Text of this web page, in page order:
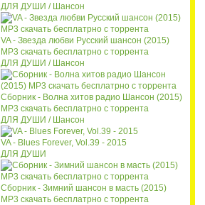
ДЛЯ ДУШИ / Шансон
VA - Звезда любви Русский шансон (2015)
MP3 скачать бесплатрно с торрента
ДЛЯ ДУШИ / Шансон
Сборник - Волна хитов радио Шансон (2015)
MP3 скачать бесплатрно с торрента
ДЛЯ ДУШИ / Шансон
VA - Blues Forever, Vol.39 - 2015
ДЛЯ ДУШИ
Сборник - Зимний шансон в масть (2015)
MP3 скачать бесплатрно с торрента